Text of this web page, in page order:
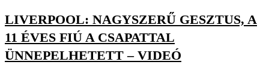
LIVERPOOL: NAGYSZERŰ GESZTUS, A
11 ÉVES FIÚ A CSAPATTAL
ÜNNEPELHETETT – VIDEÓ